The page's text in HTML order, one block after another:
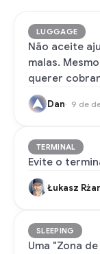
LUGGAGE
Não aceite
malas.
querer
Dan 9 de
TERMINAL
Evite o
Łukasz
SLEEPING
Uma "Zona